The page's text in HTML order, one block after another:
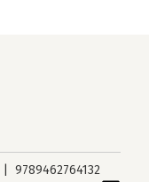
9789462764132